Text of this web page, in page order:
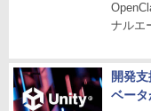
ナルエ
開発
ベー